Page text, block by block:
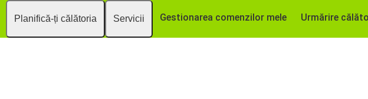
Planifică-ți călătoria Servicii Gestionarea comenzilor mele Urmărire